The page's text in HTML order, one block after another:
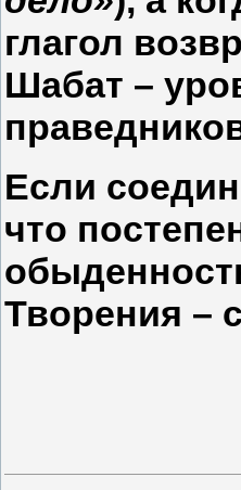
глагол
Шабат –
Если
что
Творения –